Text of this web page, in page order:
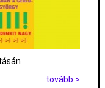
tovább >